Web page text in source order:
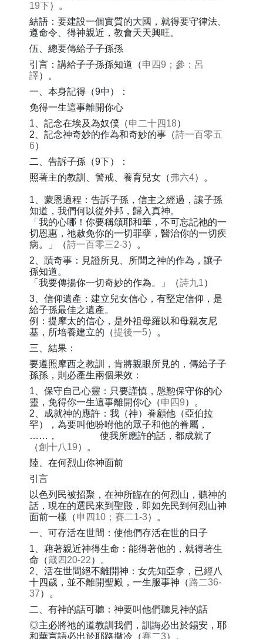
19下）。
結語：要建設一個實質的大國，就得要守律法、
遵命令、得神親近，教會天天興旺。
伍、總要傳給子子孫孫
引言：講給子子孫孫知道（申四9；參：呂
譯）。
一、本身記得（9中）：
免得一生這事離開你心
1、記念在埃及為奴僕（申二十四18）
2、記念神奇妙的作為和奇妙的事（詩一百零五
6）
二、告訴子孫（9下）：
照著主的教訓、警戒、養育兒女（弗六4）。
1、蒙恩過程：告訴子孫，信主之經過，讓子孫
知道，我們何以從外邦，歸入真神。
「我的心哪！你要稱頌耶和華，不可忘記祂的一
切恩惠，祂赦免你的一切罪孽，醫治你的一切疾
病。」（詩一百零三2-3）。
2、蹟奇事：見證所見、所聞之神的作為，讓子
孫知道。
「我要傳揚你一切奇妙的作為。」（詩九1）
3、信仰遺產：建立兒女信心，有堅定信仰，是
給子孫最佳之遺產。
例：提摩太的信心，是外祖母羅以和母親友尼
基，所培養建立的（提後一5）。
三、結果：
要遵照摩西之教訓，肯將親眼所見的，傳給子子
孫孫，則必產生兩個果效：
1、保守自己心靈：只要謹慎，慇懃保守你的心
靈，免得你一生這事離開你心（申四9）。
2、成就神的應許：我（神）眷顧他（亞伯拉
罕），為要叫他吩咐他的眾子和他的眷屬，
……， 使我所應許的話，都成就了
（創十八19）。
陸、在何烈山你神面前
引言
以色列民被招聚，在神所臨在的何烈山，聽神的
話，現在的選民來到聖殿，即如先民到何烈山神
面前一樣（申四10；賽二1-3）。
一、可存活在世間：使他們存活在世的日子
1、藉著親近神得生命：能得著他的，就得著生
命（箴四20-22）。
2、活在世間絕不離開神：女先知亞拿，已經八
十四歲，並不離開聖殿，一生服事神（路二36-
37）。
二、有神的話可聽：神要叫他們聽見神的話
◎主必將祂的道教訓我們，訓誨必出於錫安，耶
和華言語必出於耶路撒冷（賽二3）。